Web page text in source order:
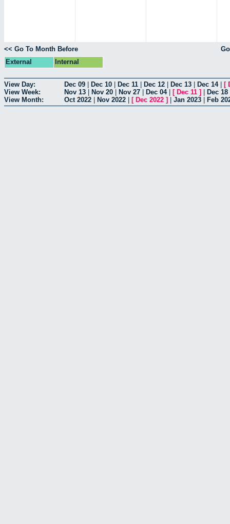
<< Go To Month Before
External
Internal
View Day: Dec 09 Dec 10 Dec 11 Dec 12 Dec 13 Dec 14| [
View Week:
Nov 13 Nov 20 Nov 27 Dec 04| [ Dec 11 ] Dec 18
View Month:
Oct 2022 Nov 2022 [ Dec 2022 ] Jan 2023 Feb